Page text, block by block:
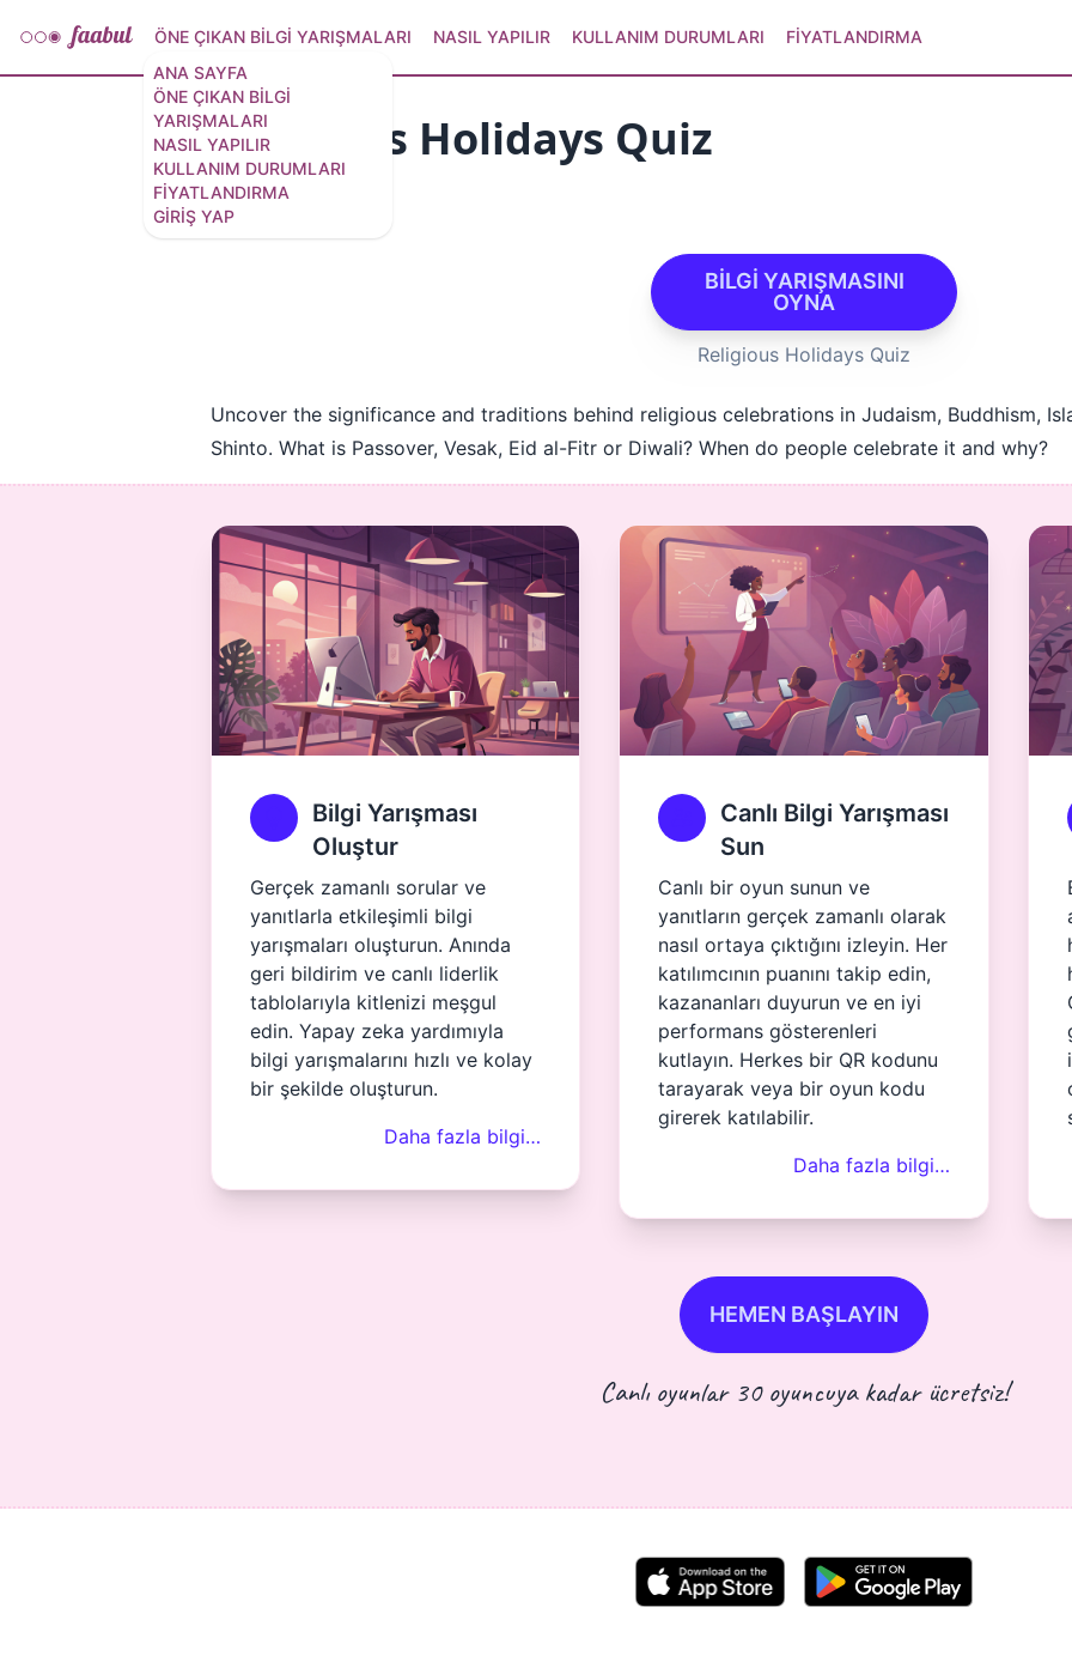
ANA SAYFA
ÖNE ÇIKAN BILGI
YARIŞMALARI
NASIL YAPILIR
KULLANIM DURUMLARI
FIYATLANDIRMA
GIRIŞ YAP
ÖNE ÇIKAN BILGI YARIŞMALARI NASIL YAPILIR KULLANIM DURUMLARI FIYATLANDIRMA
Religious Holidays Quiz
10 soru / 16 slayt
BİLGİ YARIŞMASINI
OYNA
Religious Holidays Quiz
Uncover the significance and traditions behind religious celebrations in Judaism, Buddhism,
Shinto. What is Passover, Vesak, Eid al-Fitr or Diwali? When do people celebrate it and why?
Bilgi Yarışması
Oluştur
Gerçek zamanlı sorular ve
yanıtlarla etkileşimli bilgi
yarışmaları oluşturun. Anında
geri bildirim ve canlı liderlik
tablolarıyla kitlenizi meşgul
edin. Yapay zeka yardımıyla
bilgi yarışmalarını hızlı ve kolay
bir şekilde oluşturun.
Daha fazla bilgi…
Canlı Bilgi Yarışması
Sun
Canlı bir oyun sunun ve
yanıtların gerçek zamanlı olarak
nasıl ortaya çıktığını izleyin. Her
katılımcının puanını takip edin,
kazananları duyurun ve en iyi
performans gösterenleri
kutlayın. Herkes bir QR kodunu
tarayarak veya bir oyun kodu
girerek katılabilir.
Daha fazla bilgi…
HEMEN BAŞLAYIN
Canlı oyunlar 30 oyuncuya kadar ücretsiz!